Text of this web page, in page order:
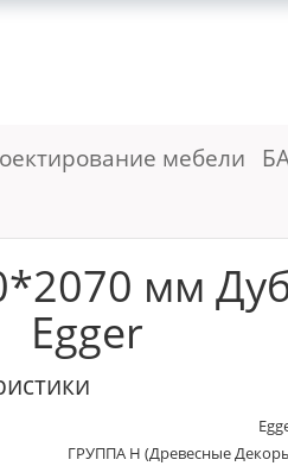
мебели
мм
Egger
ГРУППА Н (Древесные